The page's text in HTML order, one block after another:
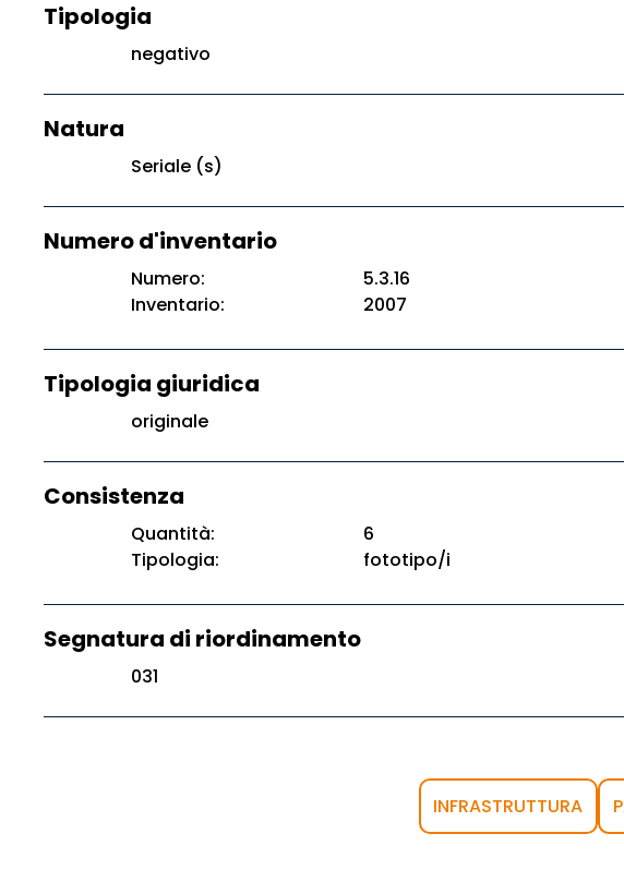
Tipologia
negativo
Natura
Seriale (s)
Numero d'inventario
Numero:
5.3.16
Inventario:
2007
Tipologia giuridica
originale
Consistenza
Quantità:
6
Tipologia:
fototipo/i
Segnatura di riordinamento
031
INFRASTRUTTURA